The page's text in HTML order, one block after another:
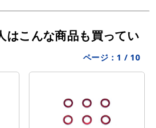
ページ： 1 / 10